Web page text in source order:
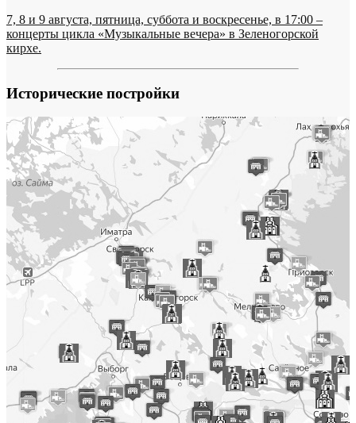
7, 8 и 9 августа, пятница, суббота и воскресенье, в 17:00 –
концерты цикла «Музыкальные вечера» в Зеленогорской
кирхе.
Исторические постройки